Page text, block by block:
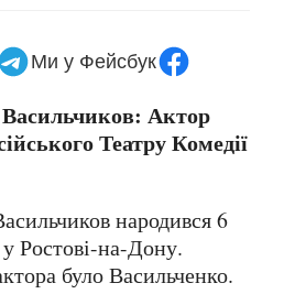
Ми у Фейсбук
Театру Комедії
Ростові-на-Дону.
було Васильченко.